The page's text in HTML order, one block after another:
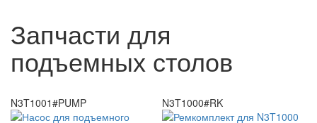
Запчасти для
подъемных столов
N3T1001#PUMP
N3T1000#RK